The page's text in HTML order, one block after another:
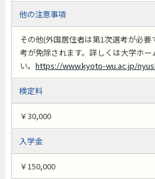
他の注意事項
その他(外国居住者は第1次選考が必
考が免除されます。詳しくは大学ホ
い。 https://www.kyoto-wu.ac.jp/
検定料
￥30,000
入学金
￥150,000